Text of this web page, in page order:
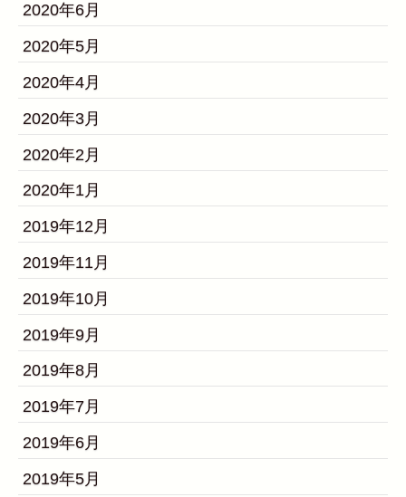
2020年6月
2020年5月
2020年4月
2020年3月
2020年2月
2020年1月
2019年12月
2019年11月
2019年10月
2019年9月
2019年8月
2019年7月
2019年6月
2019年5月